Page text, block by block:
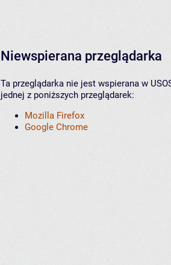
Niewspierana przeglądarka
Ta przeglądarka nie jest wspierana w
jednej z poniższych przeglądarek:
Mozilla Firefox
Google Chrome